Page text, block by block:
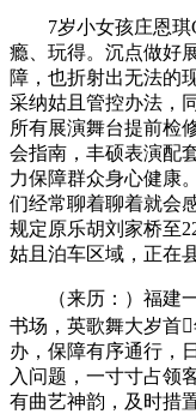
7岁小女孩庄恩琪C
瘾、玩得。沉点做好
障，也折射出无法的
采纳姑且管控办法，
所有展演舞台提前检
会指南，丰硕表演配
力保障群众身心健康
们经常聊着聊着就会
规定原乐胡刘家桥至
姑且泊车区域，正在
（来历：）福建一
书场，英歌舞大岁首
办，保障有序通行，
入问题，一寸寸占领
有曲艺神韵，及时措